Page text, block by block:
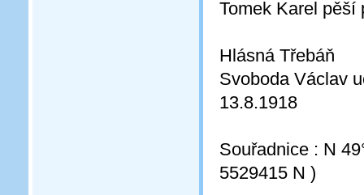
Tomek Karel pěší
Hlásná Třebáň
Svoboda Václav
13.8.1918
Souřadnice : N
5529415 N )